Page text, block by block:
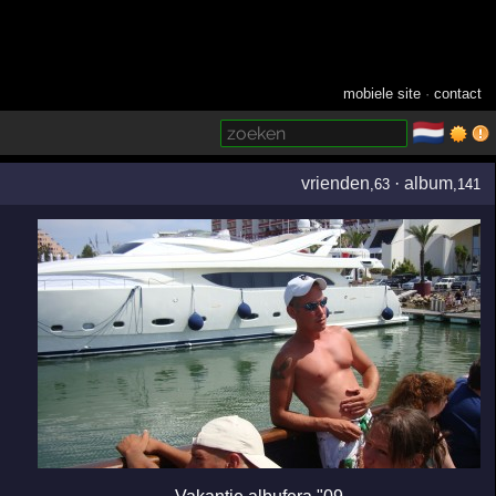
mobiele site ·contact
🇳🇱
vrienden ,63 ·album ,141